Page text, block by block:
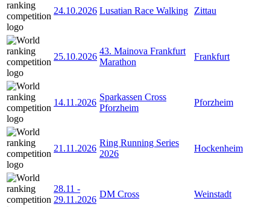
24.10.2026 Lusatian Race Walking Zittau
25.10.2026
43. Mainova Frankfurt
Marathon
Frankfurt
14.11.2026
Sparkassen Cross
Pforzheim
Pforzheim
21.11.2026
Ring Running Series
2026
Hockenheim
28.11 -
29.11.2026
DM Cross Weinstadt